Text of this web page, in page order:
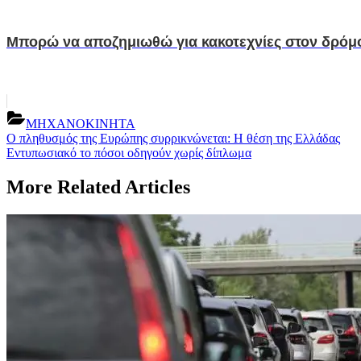
Μπορώ να αποζημιωθώ για κακοτεχνίες στον
ΜΗΧΑΝΟΚΙΝΗΤΑ
Post
navigation
Previous
Post:
Ο πληθυσμός της Ευρώπης συρρικνώνεται: Η θέση της Ελλάδας
Next
Εντυπωσιακό το πόσοι οδηγούν χωρίς δίπλωμα
More Related Articles